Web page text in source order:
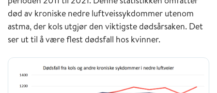
død av kroniske nedre luftveissykdommer utenom
astma, der kols utgjør den viktigste dødsårsaken. Det
ser ut til å være flest dødsfall hos kvinner.